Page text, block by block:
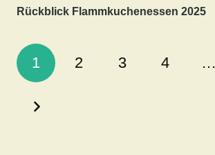
Rückblick Flammkuchenessen 2025
1 2 3 4 …